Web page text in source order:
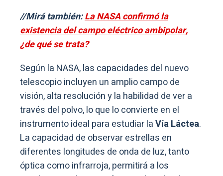
//Mirá también:La NASA confirmó la
existencia del campo eléctrico ambipolar,
¿de qué se trata?
Según la NASA, las capacidades del nuevo
telescopio incluyen un amplio campo de
visión, alta resolución y la habilidad de ver a
través del polvo, lo que lo convierte en el
instrumento ideal para estudiar laVía Láctea.
La capacidad de observar estrellas en
diferentes longitudes de onda de luz, tanto
óptica como infrarroja, permitirá a los